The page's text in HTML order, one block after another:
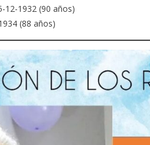
12-1932 (90 años)
(88 años)